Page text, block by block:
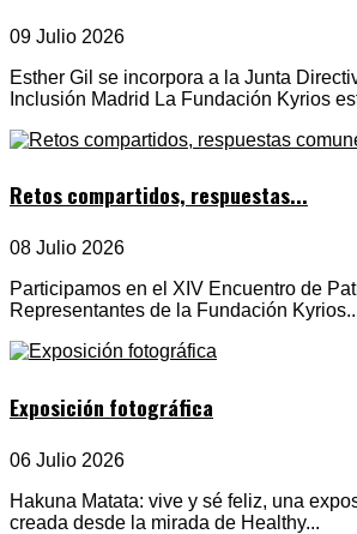
09 Julio 2026
Esther Gil se incorpora a la Junta
Inclusión Madrid La Fundación Kyrios
Retos compartidos, respuestas...
08 Julio 2026
Participamos en el XIV Encuentro de
Representantes de la Fundación
Exposición fotográfica
06 Julio 2026
Hakuna Matata: vive y sé feliz, una
creada desde la mirada de Healthy...